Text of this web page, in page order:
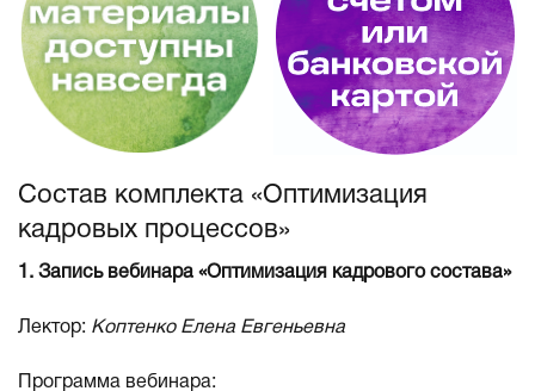
Состав комплекта «Оптимизация
кадровых процессов»
1. Запись вебинара «Оптимизация кадрового состава»
Лектор: Коптенко Елена Евгеньевна
Программа вебинара: